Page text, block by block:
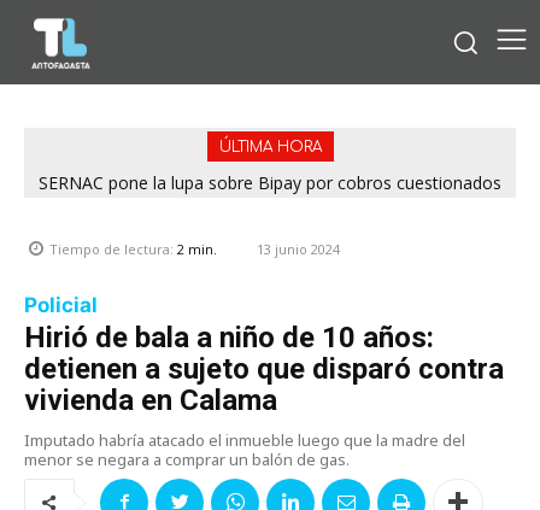
ÚLTIMA HORA
SERNAC pone la lupa sobre Bipay por cobros cuestionados
Tiempo de lectura: 2 min. 13 junio 2024
Policial
Hirió de bala a niño de 10 años:
detienen a sujeto que disparó contra
vivienda en Calama
Imputado habría atacado el inmueble luego que la madre del
menor se negara a comprar un balón de gas.